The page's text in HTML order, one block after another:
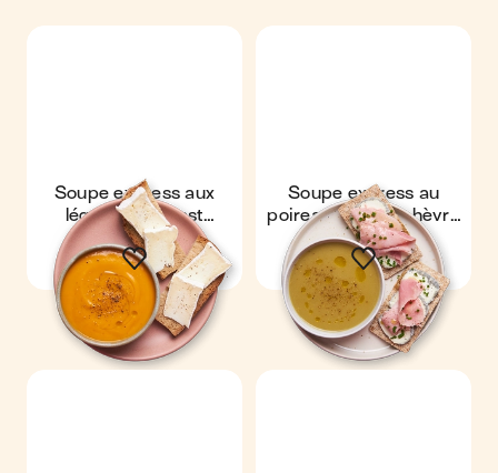
Soupe express aux
légumes & toast
camembert
Soupe express au
poireau & toast chèvre
jambon